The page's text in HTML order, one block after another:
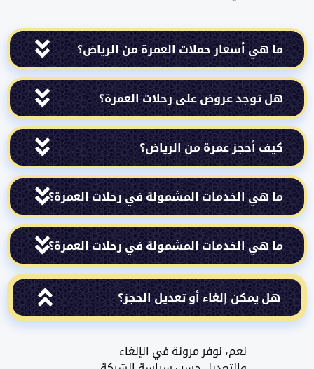
أسعار حملات العمرة من الرياض؟
عروض على رحلات العمرة؟
أحجز عمرة من الرياض؟
الخدمات المشمولة في رحلات العمرة؟
الخدمات المشمولة في رحلات العمرة؟
إلغاء أو تعديل الحجز؟
نعم، نوفر مرونة في الإلغاء